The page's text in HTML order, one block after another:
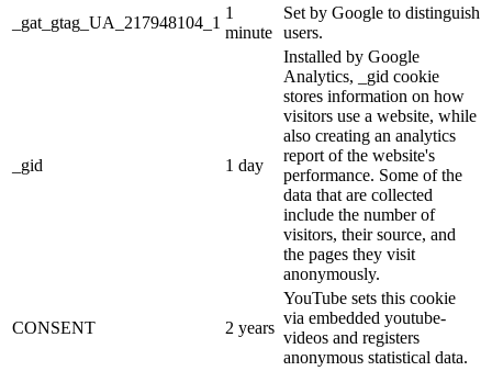
_gat_gtag_UA_217948104_1
1
minute
Set by Google to distinguish
users.
_gid 1 day
Installed by Google
Analytics, _gid cookie
stores information on how
visitors use a website, while
also creating an analytics
report of the website's
performance. Some of the
data that are collected
include the number of
visitors, their source, and
the pages they visit
anonymously.
CONSENT 2 years
YouTube sets this cookie
via embedded youtube-
videos and registers
anonymous statistical data.